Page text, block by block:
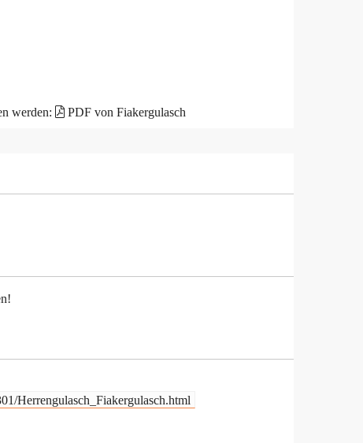
werden: PDF von Fiakergulasch
Herrengulasch_Fiakergulasch.html